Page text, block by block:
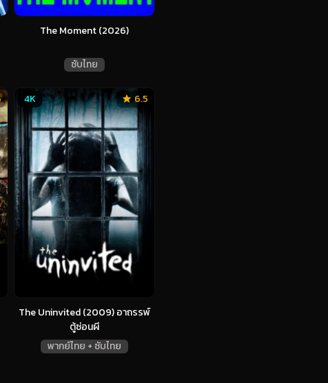
The Moment (2026)
ซับไทย
The Uninvited (2009) อาถรรพ์
ตู้ซ่อนผี
พากย์ไทย + ซับไทย
6.5
4K